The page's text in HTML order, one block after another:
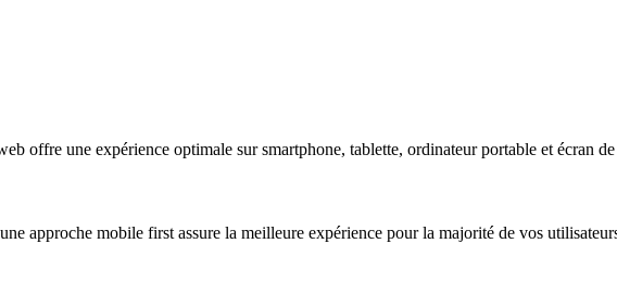
offre une expérience optimale sur smartphone, tablette, ordinateur portable et écran
approche mobile first assure la meilleure expérience pour la majorité de vos